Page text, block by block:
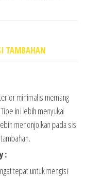
TAMBAHAN
minimalis memang
ini lebih menyukai
menonjolkan pada sisi
:
tepat untuk mengisi